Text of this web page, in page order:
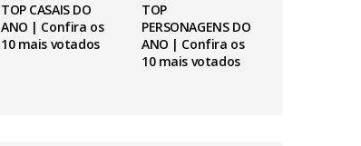
TOP CASAIS DO
ANO | Confira os
10 mais votados
TOP
PERSONAGENS DO
ANO | Confira os
10 mais votados